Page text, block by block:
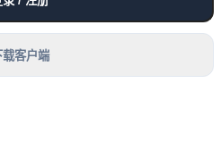
载客户端